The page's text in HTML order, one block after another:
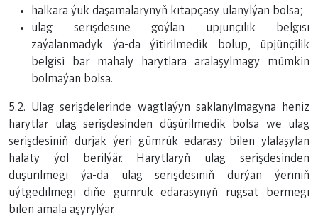
halkara ýük daşamalarynyň kitapçasy ulanylýan bolsa;
ulag serişdesine goýlan üpjünçilik belgisi
zaýalanmadyk ýa-da ýitirilmedik bolup, üpjünçilik
belgisi bar mahaly harytlara aralaşylmagy mümkin
bolmaýan bolsa.
5.2. Ulag serişdelerinde wagtlaýyn saklanylmagyna heniz
harytlar ulag serişdesinden düşürilmedik bolsa we ulag
serişdesiniň durjak ýeri gümrük edarasy bilen ylalaşylan
halaty ýol berilýär. Harytlaryň ulag serişdesinden
düşürilmegi ýa-da ulag serişdesiniň durýan ýeriniň
üýtgedilmegi diňe gümrük edarasynyň rugsat bermegi
bilen amala aşyrylýar.